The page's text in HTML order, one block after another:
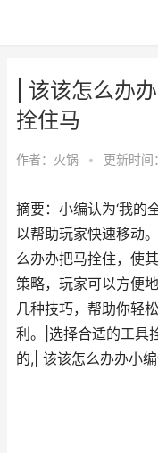
| 该该怎么办
拴住马
作者： 火锅 • 更新时
摘要：小编认为‘我的
以帮助玩家快速移动
么办办把马拴住，使
策略，玩家可以方便
几种技巧，帮助你轻
利。|选择合适的工具
的,| 该该怎么办办小编